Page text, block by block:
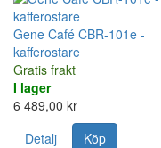
Gene Café CBR-101e -
kafferostare
Gratis frakt
I lager
6 489,00 kr
Detalj
Köp